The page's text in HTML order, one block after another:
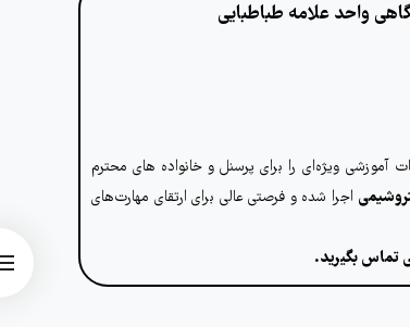
واحد علامه طباطبایی
آموزشی ویژه‌ای را برای پرسنل و خانواده های محترم
اجرا شده و فرصتی عالی برای ارتقای مهارت‌های
تماس بگیرید.